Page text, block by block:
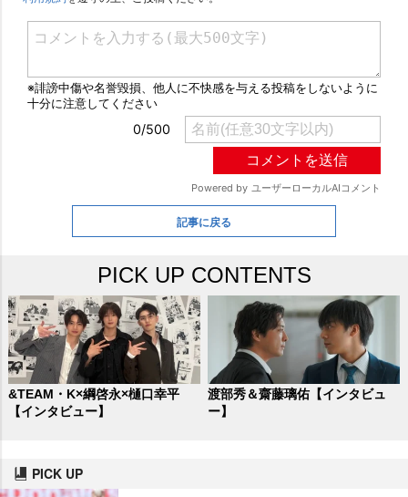
記事に戻る
PICK UP CONTENTS
&TEAM・K×綱啓永×樋口幸平
【インタビュー】
渡部秀＆齋藤璃佑【インタビュ
ー】
PICK UP